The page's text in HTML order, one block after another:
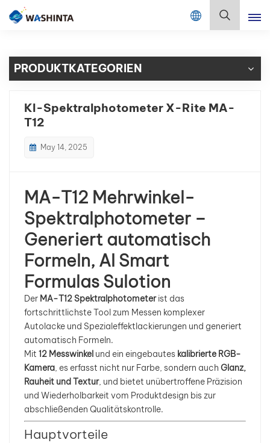
Mix Color Online
Français
Português
日本語
한국어
بالعربية
فارسی
中文
PRODUKTKATEGORIEN
KI-Spektralphotometer X-Rite MA-
T12
May 14, 2025
MA-T12 Mehrwinkel-
Spektralphotometer –
Generiert automatisch
Formeln, AI Smart
Formulas Sulotion
Der MA-T12 Spektralphotometerist das
fortschrittlichste Tool zum Messen komplexer
Autolacke und Spezialeffektlackierungen und generiert
automatisch Formeln.
Mit 12 Messwinkel und ein eingebautes kalibrierte RGB-
Kamera, es erfasst nicht nur Farbe, sondern auch Glanz,
Rauheit und Textur, und bietet unübertroffene Präzision
und Wiederholbarkeit vom Produktdesign bis zur
abschließenden Qualitätskontrolle.
Hauptvorteile